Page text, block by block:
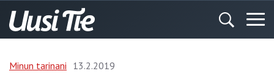
Minun tarinani 13.2.2019